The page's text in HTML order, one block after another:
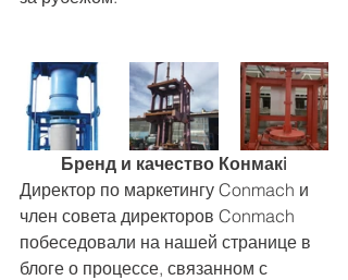
Бренд и качество Конмакi
Директор по маркетингу Conmach и
член совета директоров Conmach
побеседовали на нашей странице в
блоге о процессе, связанном с